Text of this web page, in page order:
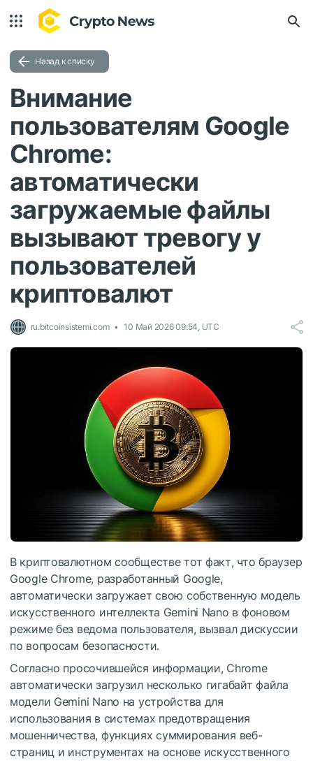
Назад к списку
Внимание
пользователям Google
Chrome:
автоматически
загружаемые файлы
вызывают тревогу у
пользователей
криптовалют
ru.bitcoinsistemi.com 10 Май 2026 09:54, UTC
В криптовалютном сообществе тот факт, что браузер
Google Chrome, разработанный Google,
автоматически загружает свою собственную модель
искусственного интеллекта Gemini Nano в фоновом
режиме без ведома пользователя, вызвал дискуссии
по вопросам безопасности.
Согласно просочившейся информации, Chrome
автоматически загрузил несколько гигабайт файла
модели Gemini Nano на устройства для
использования в системах предотвращения
мошенничества, функциях суммирования веб-
страниц и инструментах на основе искусственного